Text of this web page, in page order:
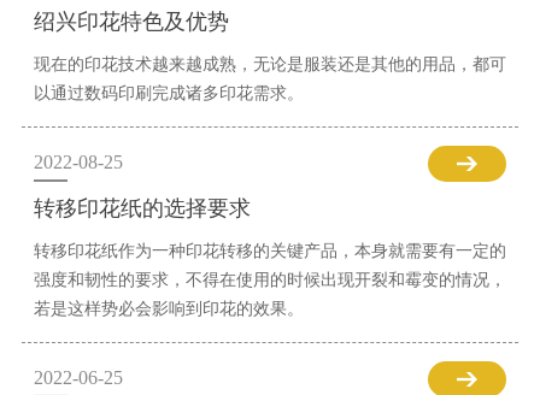
绍兴印花特色及优势
现在的印花技术越来越成熟，无论是服装还是其他的用品，都可
以通过数码印刷完成诸多印花需求。
2022-08-25
转移印花纸的选择要求
转移印花纸作为一种印花转移的关键产品，本身就需要有一定的
强度和韧性的要求，不得在使用的时候出现开裂和霉变的情况，
若是这样势必会影响到印花的效果。
2022-06-25